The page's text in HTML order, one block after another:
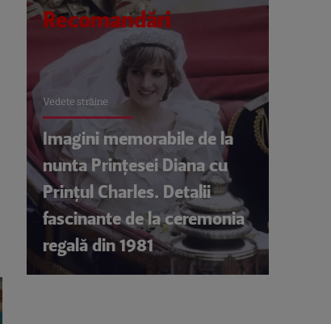
Recomandări
Vedete străine
Imagini memorabile de la
nunta Prințesei Diana cu
Prințul Charles. Detalii
fascinante de la ceremonia
regală din 1981